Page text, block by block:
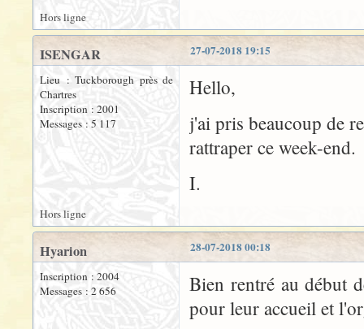
Hors ligne
27-07-2018 19:15
ISENGAR
Lieu : Tuckborough près de
Chartres
Inscription : 2001
Messages : 5 117
Hello,
j'ai pris beaucoup de
rattraper ce week-end.
I.
Hors ligne
28-07-2018 00:18
Hyarion
Inscription : 2004
Messages : 2 656
Bien rentré au début
pour leur accueil et